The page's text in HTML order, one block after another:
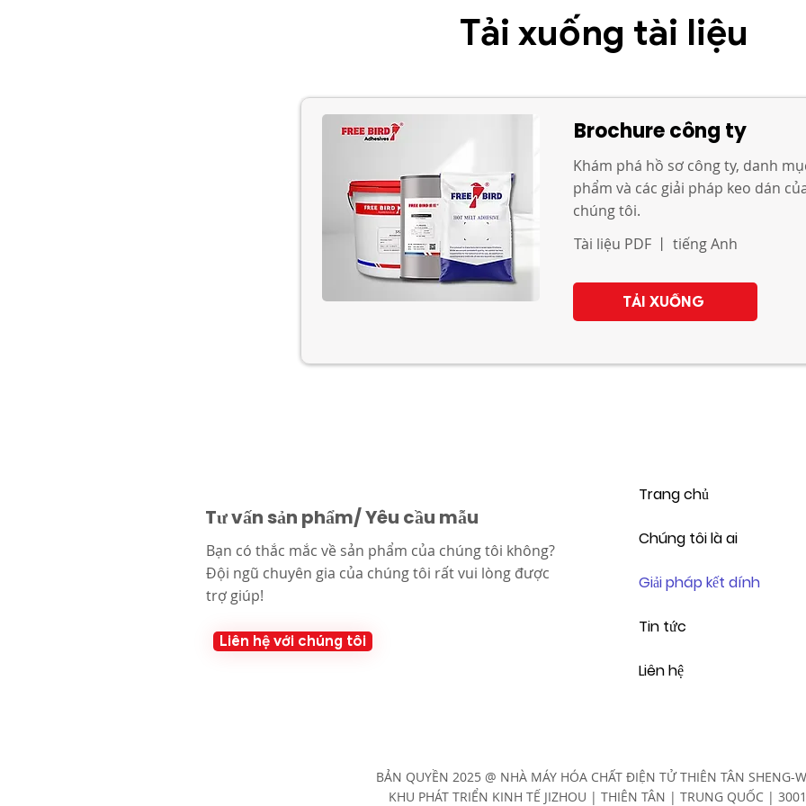
Tải xuống tài liệu
Brochure công ty
Khám phá hồ sơ công ty, danh
phẩm và các giải pháp keo dán
chúng tôi.
Tài liệu PDF 丨 tiếng Anh
TẢI XUỐNG
Tư vấn sản phẩm/ Yêu cầu mẫu
Bạn có thắc mắc về sản phẩm của chúng tôi không?
Đội ngũ chuyên gia của chúng tôi rất vui lòng được
trợ giúp!
Liên hệ với chúng tôi
Trang chủ
Chúng tôi là ai
Giải pháp kết dính
Tin tức
Liên hệ
BẢN QUYỀN 2025 @ NHÀ MÁY HÓA CHẤT ĐIỆN TỬ THIÊN TÂN SHENG-
KHU PHÁT TRIỂN KINH TẾ JIZHOU | THIÊN TÂN | TRUNG QUỐC |